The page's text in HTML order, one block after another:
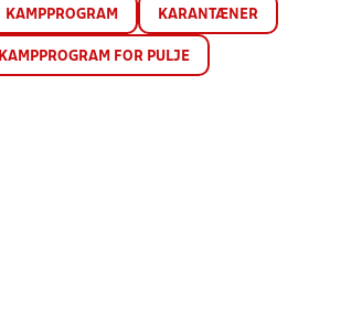
KAMPPROGRAM KARANTÆNER
KAMPPROGRAM FOR PULJE